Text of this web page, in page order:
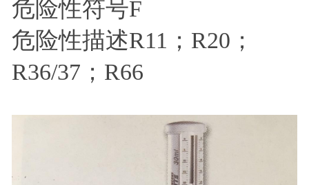
危险性符号F
危险性描述R11；R20；
R36/37；R66